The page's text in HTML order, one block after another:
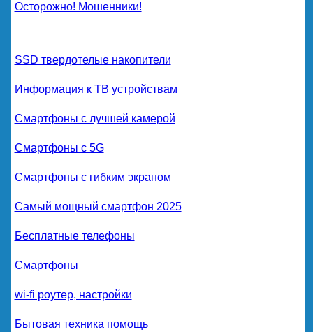
Осторожно! Мошенники!
SSD твердотелые накопители
Информация к ТВ устройствам
Смартфоны с лучшей камерой
Смартфоны с 5G
Смартфоны с гибким экраном
Самый мощный смартфон 2025
Бесплатные телефоны
Смартфоны
wi-fi роутер, настройки
Бытовая техника помощь